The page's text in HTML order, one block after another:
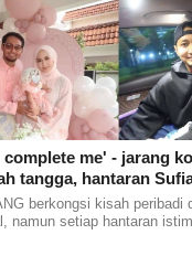
complete me' - jarang
tangga, hantaran
Rania Al Sadat curi
berkongsi kisah peribadi
namun setiap hantaran